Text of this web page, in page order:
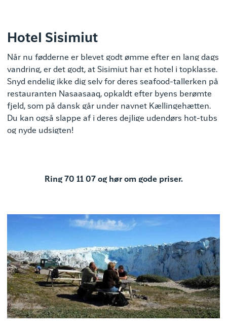
Hotel Sisimiut
Når nu fødderne er blevet godt ømme efter en lang dags
vandring, er det godt, at Sisimiut har et hotel i topklasse.
Snyd endelig ikke dig selv for deres seafood-tallerken på
restauranten Nasaasaaq, opkaldt efter byens berømte
fjeld, som på dansk går under navnet Kællingehætten.
Du kan også slappe af i deres dejlige udendørs hot-tubs
og nyde udsigten!
Ring 70 11 07 og hør om gode priser.